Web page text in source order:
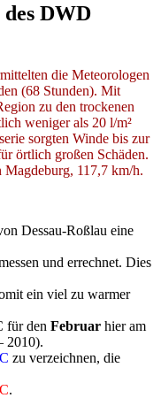
DWD
die Meteorologen
(68 Stunden). Mit
zu den trockenen
weniger als 20 l/m²
sorgten Winde bis zur
örtlich großen Schäden.
Magdeburg, 117,7 km/h.
Dessau-Roßlau eine
und errechnet. Dies
ein viel zu warmer
für den Februar hier am
2010).
zu verzeichnen, die
.